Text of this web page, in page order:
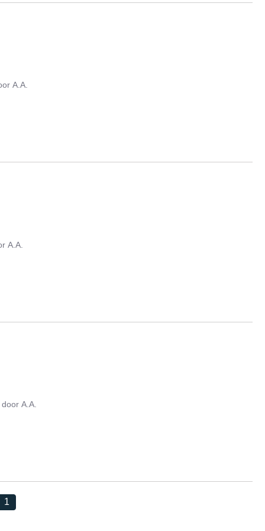
A.A.
A.A.
doorA.A.
1